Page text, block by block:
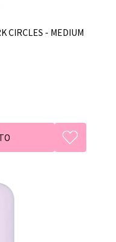
CIRCLES - MEDIUM